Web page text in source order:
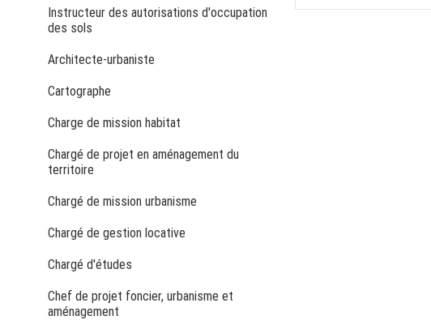
Instructeur des autorisations d'occupation
des sols
Architecte-urbaniste
Cartographe
Charge de mission habitat
Chargé de projet en aménagement du
territoire
Chargé de mission urbanisme
Chargé de gestion locative
Chargé d'études
Chef de projet foncier, urbanisme et
aménagement